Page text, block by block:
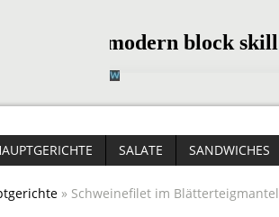
SALATE SANDWICHES
» Schweinefilet im Blätterteigmantel